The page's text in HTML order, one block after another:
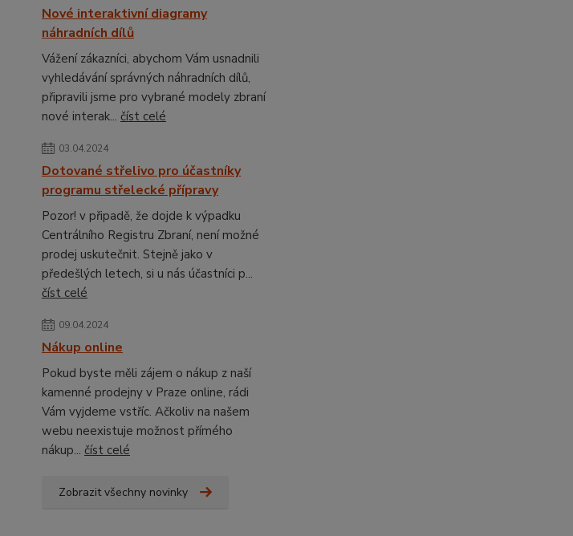
Nové interaktivní diagramy
náhradních dílů
Vážení zákazníci, abychom Vám usnadnili
vyhledávání správných náhradních dílů,
připravili jsme pro vybrané modely zbraní
nové interak... číst celé
03.04.2024
Dotované střelivo pro účastníky
programu střelecké přípravy
Pozor! v připadě, že dojde k výpadku
Centrálního Registru Zbraní, není možné
prodej uskutečnit. Stejně jako v
předešlých letech, si u nás účastníci p...
číst celé
09.04.2024
Nákup online
Pokud byste měli zájem o nákup z naší
kamenné prodejny v Praze online, rádi
Vám vyjdeme vstříc. Ačkoliv na našem
webu neexistuje možnost přímého
nákup... číst celé
Zobrazit všechny novinky